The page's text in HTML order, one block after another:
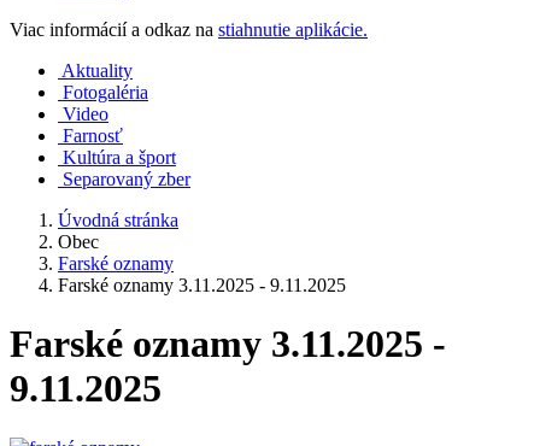
Viac informácií a odkaz na stiahnutie aplikácie.
Aktuality
Fotogaléria
Video
Farnosť
Kultúra a šport
Separovaný zber
Úvodná stránka
Obec
Farské oznamy
Farské oznamy 3.11.2025 - 9.11.2025
Farské oznamy 3.11.2025 -
9.11.2025